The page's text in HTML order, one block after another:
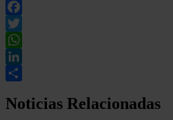
Facebook
Twitter
WhatsApp
LinkedIn
Noticias Relacionadas